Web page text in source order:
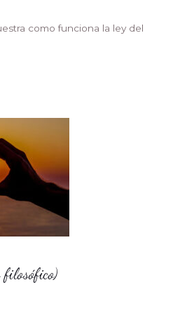
como funciona la ley del